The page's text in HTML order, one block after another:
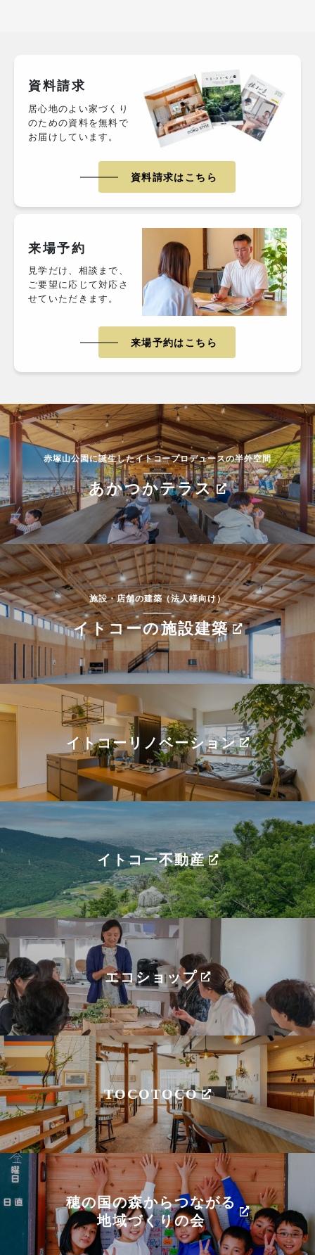
資料請求
居心地のよい家づくり
のための資料を無料で
お届けしています。
資料請求はこちら
来場予約
見学だけ、相談まで、
ご要望に応じて対応さ
せていただきます。
来場予約はこちら
赤塚山公園に誕生したイトコープロデュースの半外空間
あかつかテラス
施設・店舗の建築（法人様向け）
イトコーの施設建築
イトコーリノベーション
イトコー不動産
エコショップ
TOCOTOCO
穂の国の森からつながる
地域づくりの会